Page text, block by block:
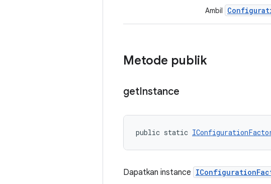
Ambil
Metode publik
getInstance
public static
Dapatkan instance